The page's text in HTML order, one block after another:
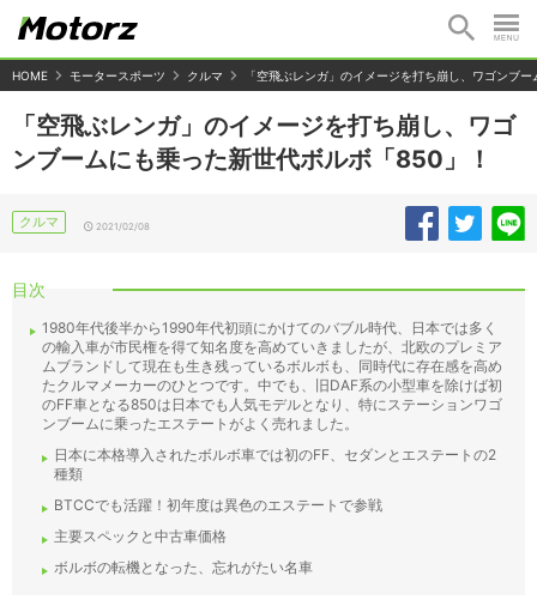
HOME モータースポーツ クルマ 「空飛ぶレンガ」のイメージを打ち崩し、ワゴンブ
「空飛ぶレンガ」のイメージを打ち崩し、ワゴ
ンブームにも乗った新世代ボルボ「850」！
クルマ 2021/02/08
目次
1980年代後半から1990年代初頭にかけてのバブル時代、日本では多く
の輸入車が市民権を得て知名度を高めていきましたが、北欧のプレミア
ムブランドして現在も生き残っているボルボも、同時代に存在感を高め
たクルマメーカーのひとつです。中でも、旧DAF系の小型車を除けば初
のFF車となる850は日本でも人気モデルとなり、特にステーションワゴ
ンブームに乗ったエステートがよく売れました。
日本に本格導入されたボルボ車では初のFF、セダンとエステートの2
種類
BTCCでも活躍！初年度は異色のエステートで参戦
主要スペックと中古車価格
ボルボの転機となった、忘れがたい名車